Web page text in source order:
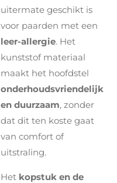
uitermate geschikt is
voor paarden met een
leer-allergie. Het
kunststof materiaal
maakt het hoofdstel
onderhoudsvriendelijk
en duurzaam, zonder
dat dit ten koste gaat
van comfort of
uitstraling.
Het kopstuk en de